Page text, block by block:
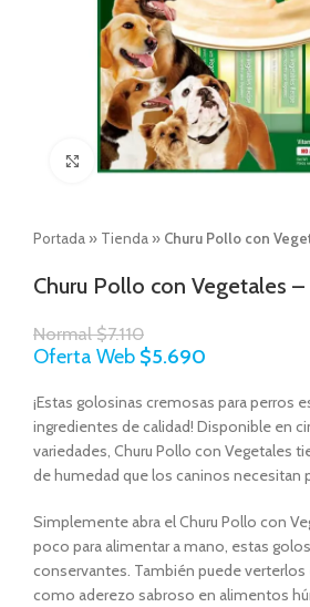
Click to enlarge
Portada » Tienda » Churu Pollo con
Churu Pollo con Vegetales
Normal$7.110
Oferta Web $5.690
¡Estas golosinas cremosas para perros
ingredientes de calidad! Disponible en
variedades, Churu Pollo con Vegetales
de humedad que los caninos necesitan
Simplemente abra el Churu Pollo con
poco para alimentar a mano, estas
conservantes. También puede verterlos
como aderezo sabroso en alimentos